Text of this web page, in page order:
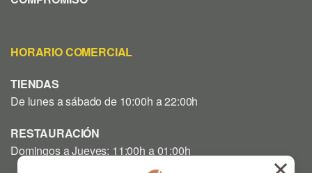
HORARIO COMERCIAL
TIENDAS
De lunes a sábado de 10:00h a 22:00h
RESTAURACIÓN
Domingos a Jueves: 11:00h a 01:00h